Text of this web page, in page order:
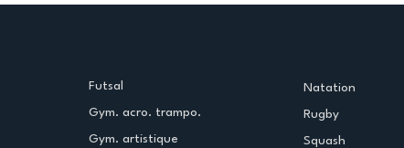
Futsal
Gym. acro. trampo.
Gym. artistique
Natation
Rugby
Squash